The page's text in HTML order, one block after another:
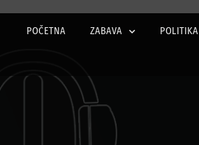
POČETNA ZABAVA POLITIKA